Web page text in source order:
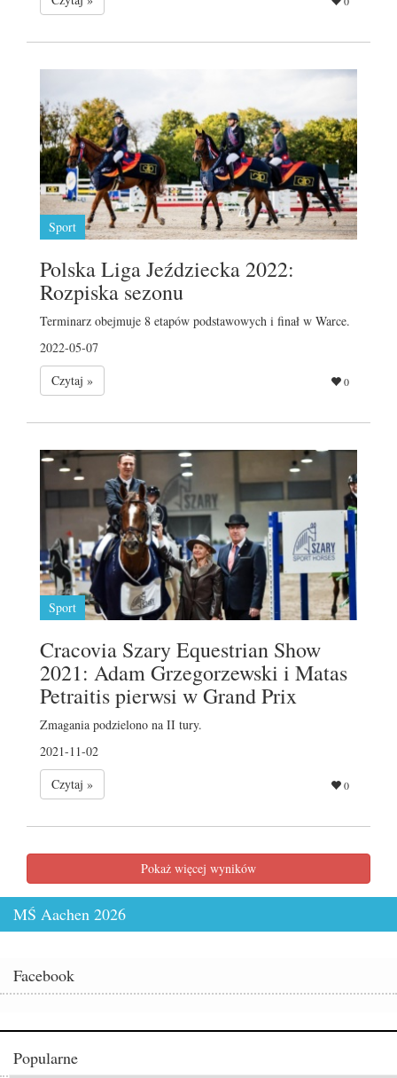
Sport
Polska Liga Jeździecka 2022:
Rozpiska sezonu
Terminarz obejmuje 8 etapów podstawowych i finał w Warce.
2022-05-07
Czytaj »
0
Sport
Cracovia Szary Equestrian Show
2021: Adam Grzegorzewski i Matas
Petraitis pierwsi w Grand Prix
Zmagania podzielono na II tury.
2021-11-02
Czytaj »
0
Pokaż więcej wyników
MŚ Aachen 2026
Facebook
Popularne